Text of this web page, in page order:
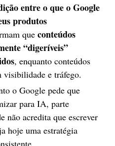
entre o que o Google
produtos
queconteúdos
“digeríveis”
, enquanto conteúdos
visibilidade e tráfego.
o Google pede que
para IA, parte
não acredita que escrever
hoje uma estratégia